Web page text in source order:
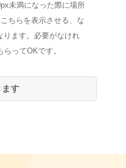
未満になった際に場所
ちらを表示させる、な
ります。必要がなけれ
ってOKです。
ます